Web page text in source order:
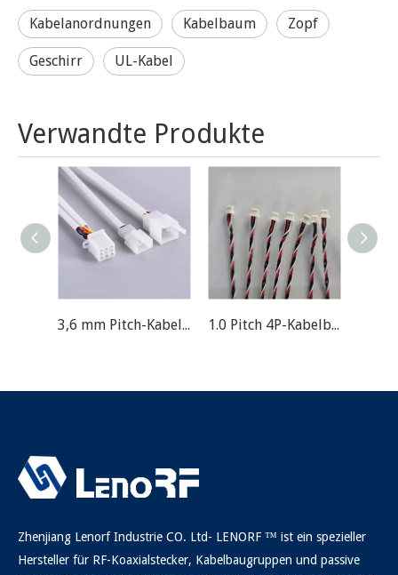
Kabelanordnungen Kabelbaum Zopf
Geschirr UL-Kabel
Verwandte Produkte
3,6 mm Pitch-Kabelbaum für Automobil 1.0 Pitch 4P-Kabelbaum
Zhenjiang Lenorf Industrie CO. Ltd- LENORF ™ ist ein spezieller
Hersteller für RF-Koaxialstecker, Kabelbaugruppen und passive